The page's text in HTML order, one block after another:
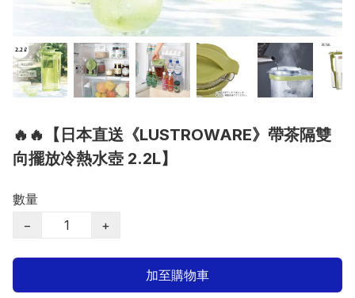
🔥🔥【日本直送《LUSTROWARE》帶茶隔雙
向擺放冷熱水壺 2.2L】
數量
−
+
加至購物車